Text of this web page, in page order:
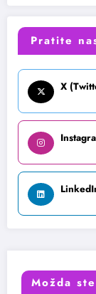
Pratite
X
Možda